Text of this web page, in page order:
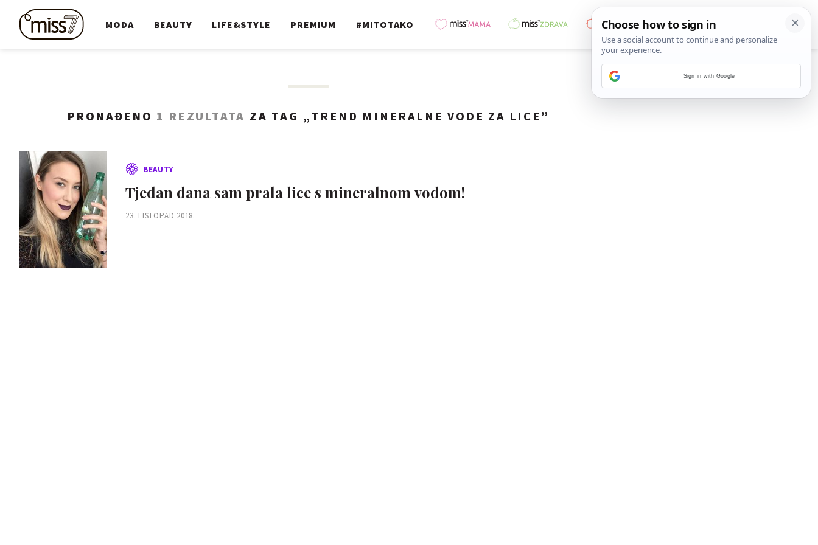
MODA BEAUTY LIFE&STYLE PREMIUM #MITOTAKO
PRONAĐENO 1 REZULTATA ZA TAG „TREND MINERALNE VODE ZA LICE ”
BEAUTY
Tjedan dana sam prala lice s mineralnom vodom!
23. LISTOPAD 2018.
Sign in with Google